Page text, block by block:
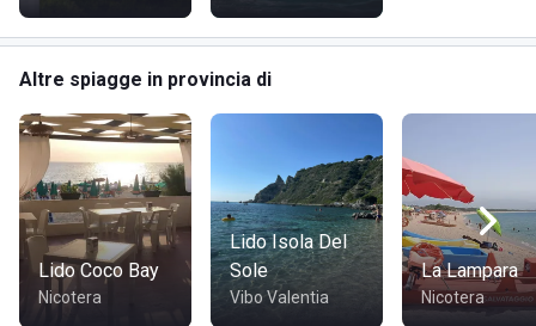
Altre spiagge in provincia di
Lido Coco Bay
Nicotera
Lido Isola Del
Sole
Vibo Valentia
La Lampara
Nicotera